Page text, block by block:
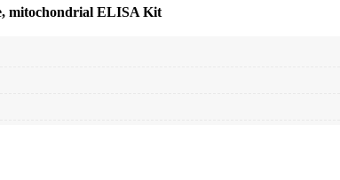
mitochondrial ELISA Kit